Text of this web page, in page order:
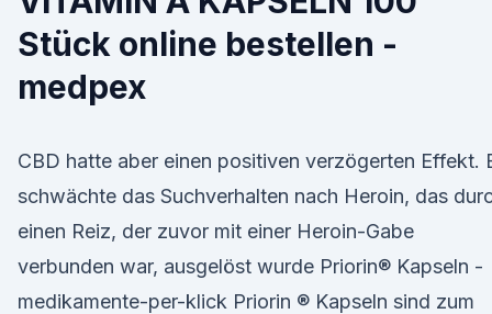
Stück online bestellen -
medpex
CBD hatte aber einen positiven verzögerten Effekt.
schwächte das Suchverhalten nach Heroin, das
einen Reiz, der zuvor mit einer Heroin-Gabe
verbunden war, ausgelöst wurde Priorin® Kapseln -
medikamente-per-klick Priorin ® Kapseln sind zum